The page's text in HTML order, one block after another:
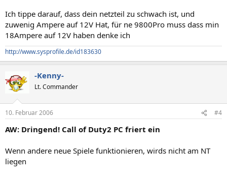
Ich tippe darauf, dass dein netzteil zu schwach ist, und
zuwenig Ampere auf 12V Hat, für ne 9800Pro muss dass min
18Ampere auf 12V haben denke ich
http://www.sysprofile.de/id183630
-Kenny-
Lt. Commander
10. Februar 2006 #4
AW: Dringend! Call of Duty2 PC friert ein
Wenn andere neue Spiele funktionieren, wirds nicht am NT
liegen